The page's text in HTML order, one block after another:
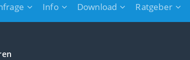
Info Download Ratgeber